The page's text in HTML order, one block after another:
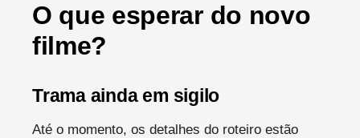
O que esperar do novo
filme?
Trama ainda em sigilo
Até o momento, os detalhes do roteiro estão